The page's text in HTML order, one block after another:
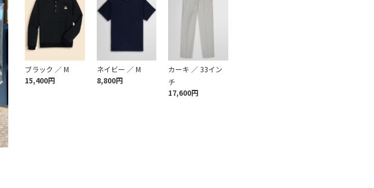
ブラック ／ M
15,400円
ネイビー ／ M
8,800円
カーキ ／ 33イン
チ
17,600円